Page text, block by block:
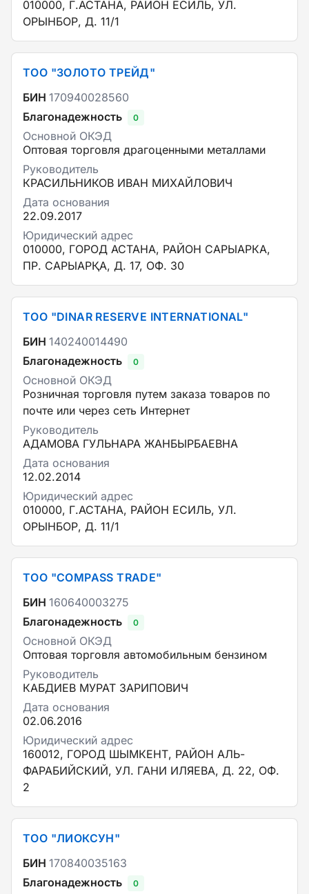
010000, Г.АСТАНА, РАЙОН ЕСИЛЬ, УЛ.
ОРЫНБОР, Д. 11/1
ТОО "ЗОЛОТО ТРЕЙД"
БИН 170940028560
Благонадежность
0
Основной ОКЭД
Оптовая торговля драгоценными металлами
Руководитель
КРАСИЛЬНИКОВ ИВАН МИХАЙЛОВИЧ
Дата основания
22.09.2017
Юридический адрес
010000, ГОРОД АСТАНА, РАЙОН САРЫАРКА,
ПР. САРЫАРҚА, Д. 17, ОФ. 30
ТОО "DINAR RESERVE INTERNATIONAL"
БИН 140240014490
Благонадежность
0
Основной ОКЭД
Розничная торговля путем заказа товаров по
почте или через сеть Интернет
Руководитель
АДАМОВА ГУЛЬНАРА ЖАНБЫРБАЕВНА
Дата основания
12.02.2014
Юридический адрес
010000, Г.АСТАНА, РАЙОН ЕСИЛЬ, УЛ.
ОРЫНБОР, Д. 11/1
ТОО "COMPASS TRADE"
БИН 160640003275
Благонадежность
0
Основной ОКЭД
Оптовая торговля автомобильным бензином
Руководитель
КАБДИЕВ МУРАТ ЗАРИПОВИЧ
Дата основания
02.06.2016
Юридический адрес
160012, ГОРОД ШЫМКЕНТ, РАЙОН АЛЬ-
ФАРАБИЙСКИЙ, УЛ. ГАНИ ИЛЯЕВА, Д. 22, ОФ.
2
ТОО "ЛИОКСУН"
БИН 170840035163
Благонадежность
0